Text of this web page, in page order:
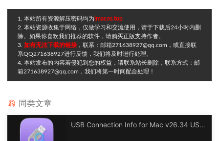
1. 本站所有资源解压密码均为imacos.top
2. 本站资源收集于网络，仅做学习和交流使用，请于下载后24小时内删
除。如果你喜欢我们推荐的软件，请购买正版支持作者。
3. 如有无法下载的链接 ，联系：邮箱271638927@qq.com，或直接联
系QQ271638927进行反馈，我们将及时进行处理。
4. 本站发布的内容若侵犯到您的权益，请联系站长删除，联系方式：邮
箱271638927@qq.com，我们将第一时间配合处理！
同类文章
USB Connection Info for Mac v26.34 USB